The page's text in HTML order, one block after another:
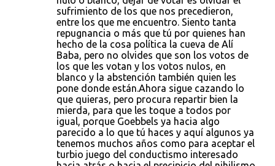
sufrimiento de los que nos precedieron,
entre los que me encuentro. Siento tanta
repugnancia o más que tú por quienes han
hecho de la cosa política la cueva de Alí
Baba, pero no olvides que son los votos de
los que les votan y los votos nulos, en
blanco y la abstención también quien les
pone donde están.Ahora sigue cazando lo
que quieras, pero procura repartir bien la
mierda, para que les toque a todos por
igual, porque Goebbels ya hacia algo
parecido a lo que tú haces y aquí algunos ya
tenemos muchos años como para aceptar el
turbio juego del conductismo interesado